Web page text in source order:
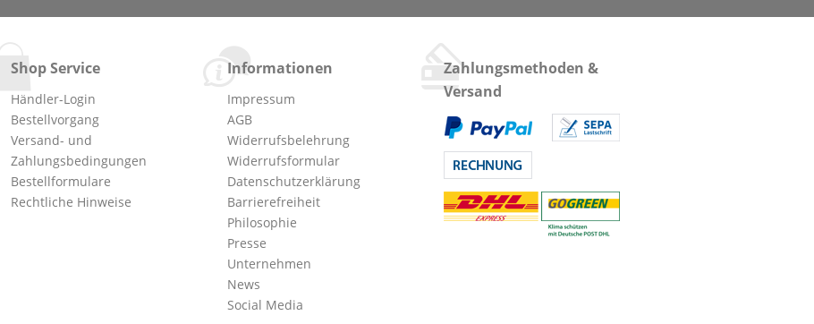
Shop Service
Händler-Login
Bestellvorgang
Versand- und
Zahlungsbedingungen
Bestellformulare
Rechtliche Hinweise
Informationen
Impressum
AGB
Widerrufsbelehrung
Widerrufsformular
Datenschutzerklärung
Barrierefreiheit
Philosophie
Presse
Unternehmen
News
Social Media
Zahlungsmethoden &
Versand